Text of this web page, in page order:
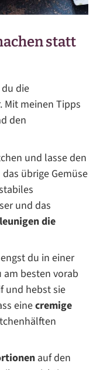
statt
die
Mit meinen Tipps
den
und lasse den
übrige Gemüse
und das
die
du in einer
am besten vorab
und hebst sie
einecremige
auf den